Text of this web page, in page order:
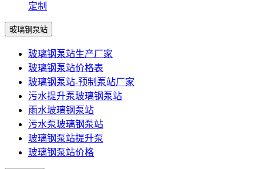
定制
玻璃钢泵站
玻璃钢泵站生产厂家
玻璃钢泵站价格表
玻璃钢泵站-预制泵站厂家
污水提升泵玻璃钢泵站
雨水玻璃钢泵站
污水泵玻璃钢泵站
玻璃钢泵站提升泵
玻璃钢泵站价格